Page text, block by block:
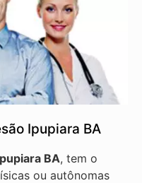
Ipupiara BA
BA, tem o
ou autônomas